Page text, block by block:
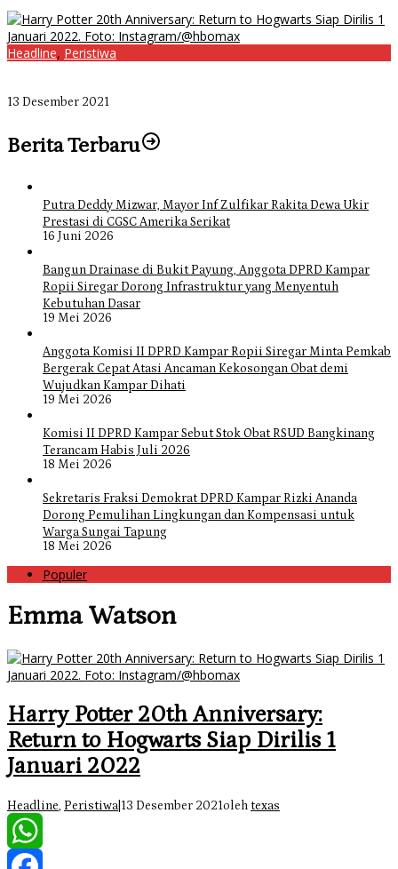
Headline, Peristiwa
13 Desember 2021
Berita Terbaru
Putra Deddy Mizwar, Mayor Inf Zulfikar Rakita Dewa Ukir
Prestasi di CGSC Amerika Serikat
16 Juni 2026
Bangun Drainase di Bukit Payung, Anggota DPRD Kampar
Ropii Siregar Dorong Infrastruktur yang Menyentuh
Kebutuhan Dasar
19 Mei 2026
Anggota Komisi II DPRD Kampar Ropii Siregar Minta Pemkab
Bergerak Cepat Atasi Ancaman Kekosongan Obat demi
Wujudkan Kampar Dihati
19 Mei 2026
Komisi II DPRD Kampar Sebut Stok Obat RSUD Bangkinang
Terancam Habis Juli 2026
18 Mei 2026
Sekretaris Fraksi Demokrat DPRD Kampar Rizki Ananda
Dorong Pemulihan Lingkungan dan Kompensasi untuk
Warga Sungai Tapung
18 Mei 2026
Populer
Emma Watson
Harry Potter 20th Anniversary:
Return to Hogwarts Siap Dirilis 1
Januari 2022
Headline, Peristiwa 13 Desember 2021oleh texas
WhatsApp